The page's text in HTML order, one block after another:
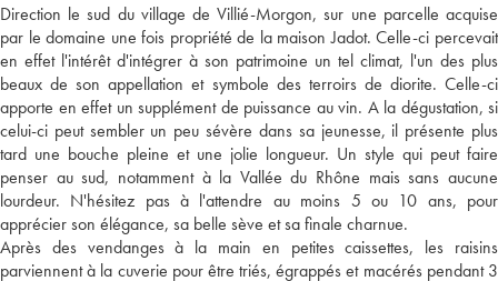
Direction le sud du village de Villié-Morgon, sur une parcelle acquise
par le domaine une fois propriété de la maison Jadot. Celle-ci percevait
en effet l'intérêt d'intégrer à son patrimoine un tel climat, l'un des plus
beaux de son appellation et symbole des terroirs de diorite. Celle-ci
apporte en effet un supplément de puissance au vin. A la dégustation, si
celui-ci peut sembler un peu sévère dans sa jeunesse, il présente plus
tard une bouche pleine et une jolie longueur. Un style qui peut faire
penser au sud, notamment à la Vallée du Rhône mais sans aucune
lourdeur. N'hésitez pas à l'attendre au moins 5 ou 10 ans, pour
apprécier son élégance, sa belle sève et sa finale charnue.
Après des vendanges à la main en petites caissettes, les raisins
parviennent à la cuverie pour être triés, égrappés et macérés pendant 3